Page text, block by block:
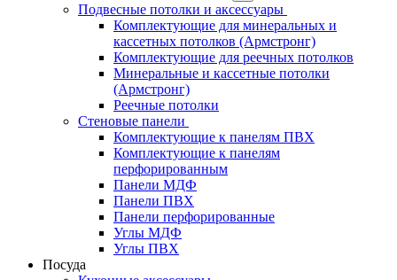
Подвесные потолки и аксессуары
Комплектующие для минеральных и
кассетных потолков (Армстронг)
Комплектующие для реечных потолков
Минеральные и кассетные потолки
(Армстронг)
Реечные потолки
Стеновые панели
Комплектующие к панелям ПВХ
Комплектующие к панелям
перфорированным
Панели МДФ
Панели ПВХ
Панели перфорированные
Углы МДФ
Углы ПВХ
Посуда